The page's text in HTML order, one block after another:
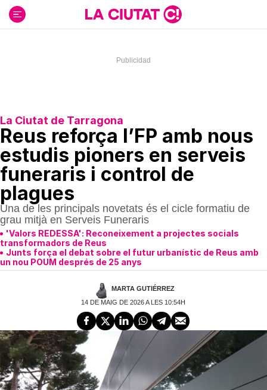
contenido
La Ciutat de Tarragona
Reus reforça l’FP amb nous
estudis pioners en serveis
funeraris i control de
plagues
Una de les principals novetats és el cicle formatiu de
grau mitjà en Serveis Funeraris
'Valors REDESSA': Reconeixement a projectes socials
transformadors de Reus
Junts força el debat sobre el futur urbanístic de Reus amb
un nou POUM després de 25 anys
MARTA GUTIÉRREZ
14 DE MAIG DE 2026 A LES 10:54H